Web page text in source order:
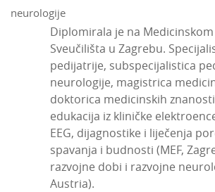
neurologije
Diplomirala je na
Sveučilišta u Zagrebu.
pedijatrije, subspecijalistica
neurologije, magistrica
doktorica medicinskih
edukacija iz kliničke
EEG, dijagnostike i liječenja
spavanja i budnosti (MEF,
razvojne dobi i razvojne
Austria).